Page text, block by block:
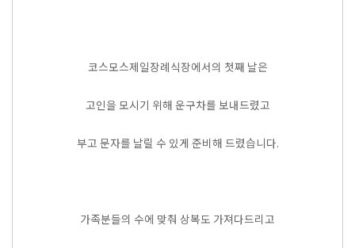
코스모스제일장례식장에서의 첫째 날은
고인을 모시기 위해 운구차를 보내드렸고
부고 문자를 날릴 수 있게 준비해 드렸습니다.
가족분들의 수에 맞춰 상복도 가져다드리고